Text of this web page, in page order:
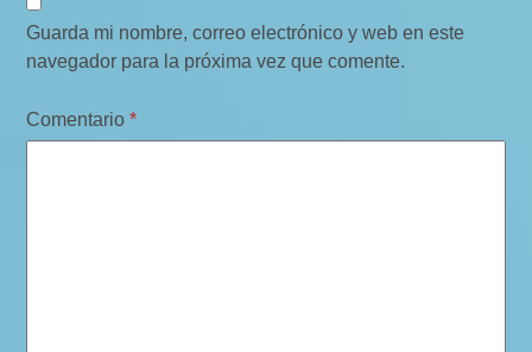
Guarda mi nombre, correo electrónico y web en este
navegador para la próxima vez que comente.
Comentario*